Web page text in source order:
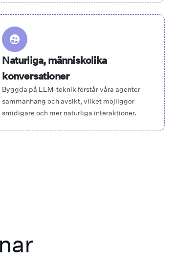
Naturliga, människolika
konversationer
Byggda på LLM-teknik förstår våra agenter
sammanhang och avsikt, vilket möjliggör
smidigare och mer naturliga interaktioner.